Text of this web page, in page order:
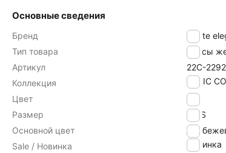
Основные сведения
Бренд
Conte
Тип товара
Трусы
Артикул
22С-
Коллекция
BASIC
Цвет
skin
Размер
94/S
Основной цвет
Sale / Новинка
Новинка